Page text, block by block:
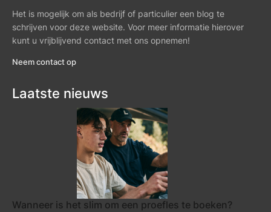
Het is mogelijk om als bedrijf of particulier een blog te
schrijven voor deze website. Voor meer informatie hierover
kunt u vrijblijvend contact met ons opnemen!
Neem contact op
Laatste nieuws
Wanneer is het slim om een proefles te boeken?